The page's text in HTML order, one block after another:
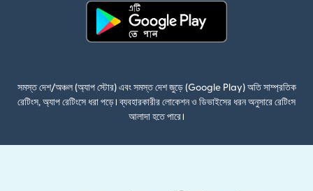
সমস্ত দেশ/অঞ্চল (অ্যাপ স্টোর) এবং সমস্ত দেশ জুড়ে (Google Play) অতি সাম্প্রতিক
রেটিংস, অ্যাপ রেটিংসে ধরা পড়ে। ব্যবহারকারীর লোকেশন ও ডিভাইসের ধরন অনুসারে রেটিংস
আলাদা হতে পারে।